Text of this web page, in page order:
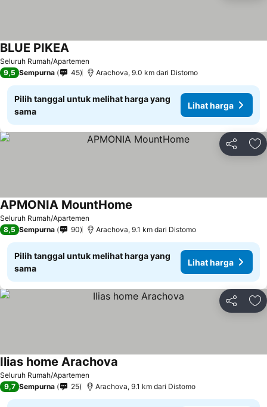
Seluruh Rumah/Apartemen
BLUE ΡΙΚΕΑLihat harga
9,5 Sempurna 45 Arachova, 9.0 km dari Distomo
Pilih tanggal untuk melihat harga yang
sama
Lihat harga
Bagikan
Seluruh Rumah/Apartemen
ΑΡΜΟΝΙΑ MountHome
8,5 Sempurna 90 Arachova, 9.1 km dari Distomo
Pilih tanggal untuk melihat harga yang
sama
Lihat harga
Bagikan
Seluruh Rumah/Apartemen
Ilias home Arachova
9,7 Sempurna 25 Arachova, 9.1 km dari Distomo